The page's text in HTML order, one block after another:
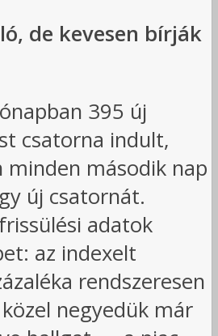
de kevesen bírják
395 új
csatorna indult,
minden második nap
új csatornát.
adatok
az indexelt
rendszeresen
negyedük már